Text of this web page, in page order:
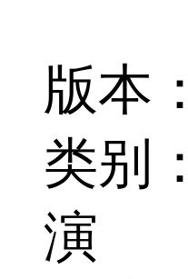
版本
类别
演